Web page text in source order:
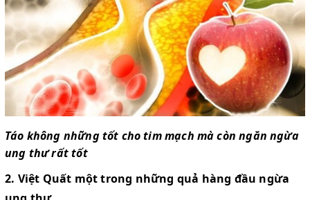
Táo không những tốt cho tim mạch mà còn ngăn ngừa
ung thư rất tốt
2. Việt Quất một trong những quả hàng đầu ngừa